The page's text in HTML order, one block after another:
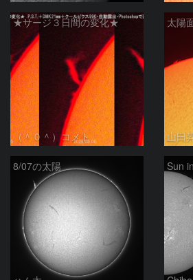
★サージ３日間の変化★
（＾０＾）コメト
太陽
山田
8/07の太陽